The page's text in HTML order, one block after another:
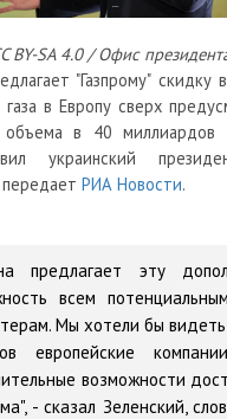
BY-SA 4.0 / Офис
"Газпрому" скидку
газа в Европу сверх
объема в 40 миллиардов
украинский
РИА Новости.
предлагает эту
всем
Мы хотели бы видеть
европейские
возможности
- сказал Зеленский,